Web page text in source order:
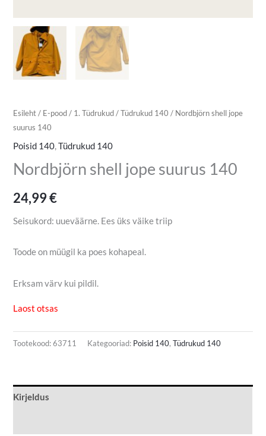
Esileht/ E-pood/ 1. Tüdrukud/Tüdrukud 140 / Nordbjörn shell jope
suurus 140
Poisid 140,Tüdrukud 140
Nordbjörn shell jope suurus 140
24,99€
Seisukord: uueväärne. Ees üks väike triip
Toode on müügil ka poes kohapeal.
Erksam värv kui pildil.
Laost otsas
Tootekood:63711 Kategooriad: Poisid 140,Tüdrukud 140
Kirjeldus